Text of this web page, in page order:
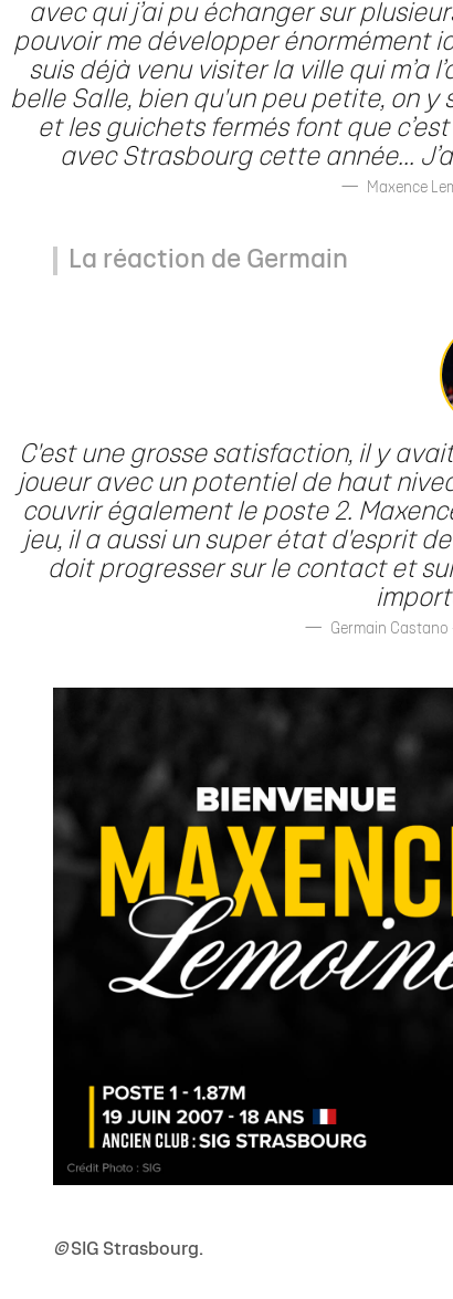
avec qui j’ai pu échanger sur
pouvoir me développer énormément
suis déjà venu visiter la ville qui m’a
belle Salle, bien qu'un peu petite, on
et les guichets fermés font que
avec Strasbourg cette année...
Maxence
La réaction de Germain
C'est une grosse satisfaction, il y
joueur avec un potentiel de haut
couvrir également le poste 2.
jeu, il a aussi un super état d'esprit
doit progresser sur le contact et
Germain Castano
©SIG Strasbourg.